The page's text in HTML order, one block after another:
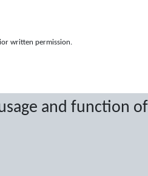
and function
written permission.